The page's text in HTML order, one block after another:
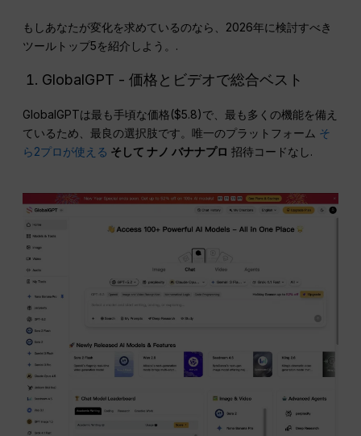
もしあなたが変化を求めているのなら、2026年に検討すべき
ツールトップ5を紹介しよう。.
GlobalGPT - 価格とビデオで総合ベスト
GlobalGPTは最も手頃な価格($5.8)で、最も多くの機能を備え
ているため、最良の選択肢です。唯一のプラットフォーム そ
ら2プロが使える そしてナノ バナナプロ 招待コードなし.